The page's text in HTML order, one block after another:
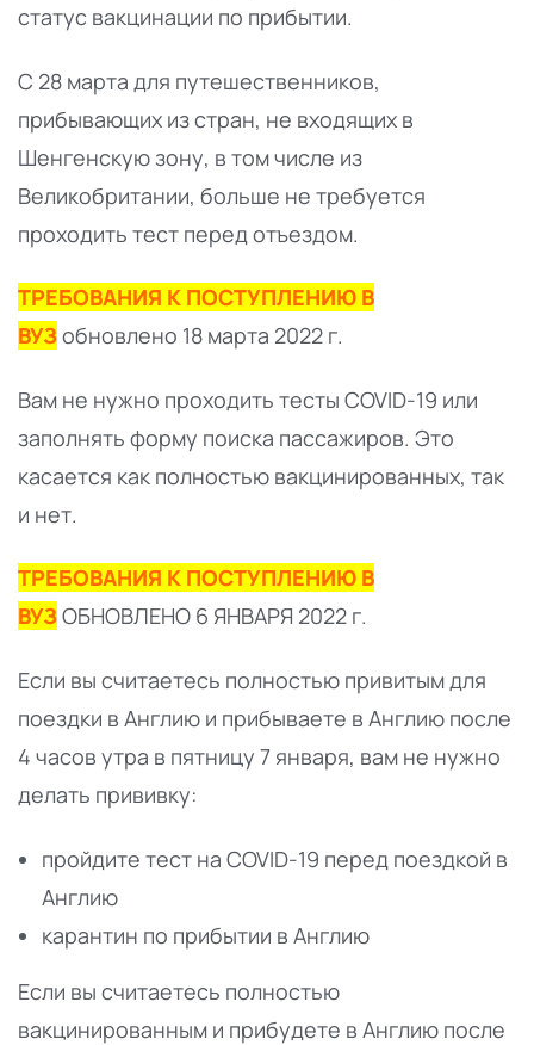
статус вакцинации по прибытии.
С 28 марта для путешественников,
прибывающих из стран, не входящих в
Шенгенскую зону, в том числе из
Великобритании, больше не требуется
проходить тест перед отъездом.
ТРЕБОВАНИЯ К ПОСТУПЛЕНИЮ В
ВУЗобновлено 18 марта 2022 г.
Вам не нужно проходить тесты COVID-19 или
заполнять форму поиска пассажиров. Это
касается как полностью вакцинированных, так
и нет.
ТРЕБОВАНИЯ К ПОСТУПЛЕНИЮ В
ВУЗОБНОВЛЕНО 6 ЯНВАРЯ 2022 г.
Если вы считаетесь полностью привитым для
поездки в Англию и прибываете в Англию после
4 часов утра в пятницу 7 января, вам не нужно
делать прививку:
пройдите тест на COVID-19 перед поездкой в
Англию
карантин по прибытии в Англию
Если вы считаетесь полностью
вакцинированным и прибудете в Англию после